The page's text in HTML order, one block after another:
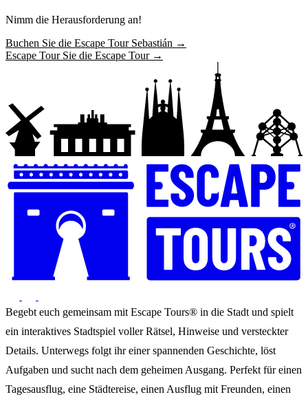
Nimm die Herausforderung an!
Buchen Sie die Escape Tour Sebastián →
Escape Tour Sie die Escape Tour →
Begebt euch gemeinsam mit Escape Tours® in die Stadt und spielt
ein interaktives Stadtspiel voller Rätsel, Hinweise und versteckter
Details. Unterwegs folgt ihr einer spannenden Geschichte, löst
Aufgaben und sucht nach dem geheimen Ausgang. Perfekt für einen
Tagesausflug, eine Städtereise, einen Ausflug mit Freunden, einen